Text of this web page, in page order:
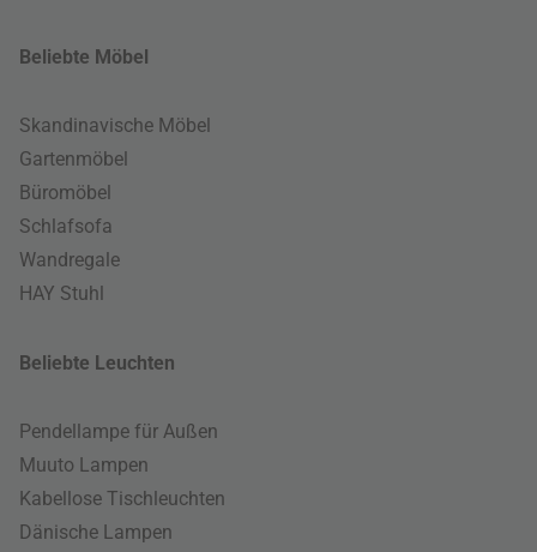
Beliebte Möbel
Skandinavische Möbel
Gartenmöbel
Büromöbel
Schlafsofa
Wandregale
HAY Stuhl
Beliebte Leuchten
Pendellampe für Außen
Muuto Lampen
Kabellose Tischleuchten
Dänische Lampen